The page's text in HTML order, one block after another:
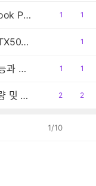
[지마켓] 특가 63만! ASUS ExpertBook PM1503CDA AMD R5 가성비 사무용 노트북
공1
댓1
[지마켓] 최종142만 ASUS 16인치 RTX5050 고사양 게이밍 노트북
공1
★ RAZER 데스에더 V4 Pro 무선 성능과 초정밀 센서로 경쟁력 강화시킨 e스포츠 게이밍 마우스!!
공1
댓1
★ RAZER 바이퍼 V4 Pro 49g 초경량 및 50K 센서 탑재한 플래그십 게이밍 마우스!!
공
2
댓
2
1/10